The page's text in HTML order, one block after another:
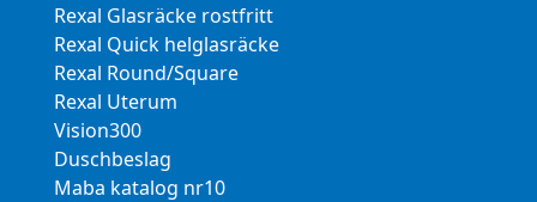
Rexal Glasräcke rostfritt
Rexal Quick helglasräcke
Rexal Round/Square
Rexal Uterum
Vision300
Duschbeslag
Maba katalog nr10